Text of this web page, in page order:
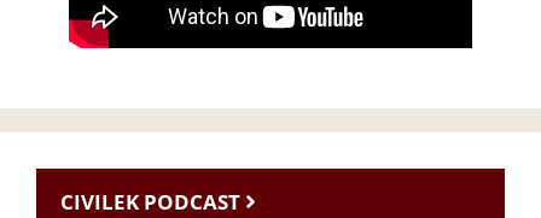
CIVILEK PODCAST